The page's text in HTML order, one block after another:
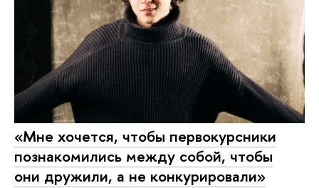
«Мне хочется, чтобы первокурсники
познакомились между собой, чтобы
они дружили, а не конкурировали»